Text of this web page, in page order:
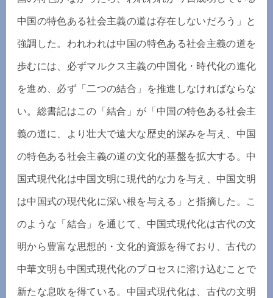
中国の特色ある社会主義の道は存在しないだろう」と
強調した。われわれは中国の特色ある社会主義の道を
歩むには、必ずマルクス主義の中国化・時代化の進化
を進め、必ず「二つの結合」を推進しなければならな
い。総書記はこの「結合」が「中国の特色ある社会主
義の道に、より壮大で遠大な歴史的深みを与え、中国
の特色ある社会主義の道の文化的基盤を拡大する。中
国式現代化は中国文明に現代的な力を与え、中国文明
は中国式の現代化に深い根を与える」と指摘した。こ
のような「結合」を通じて、中国式現代化は古代の文
明から豊富な思想的・文化的資源を得ており、古代の
中華文明も中国式現代化のプロセスに溶け込むことで
新たな息吹を得ている。中国式現代化は、古代の文明